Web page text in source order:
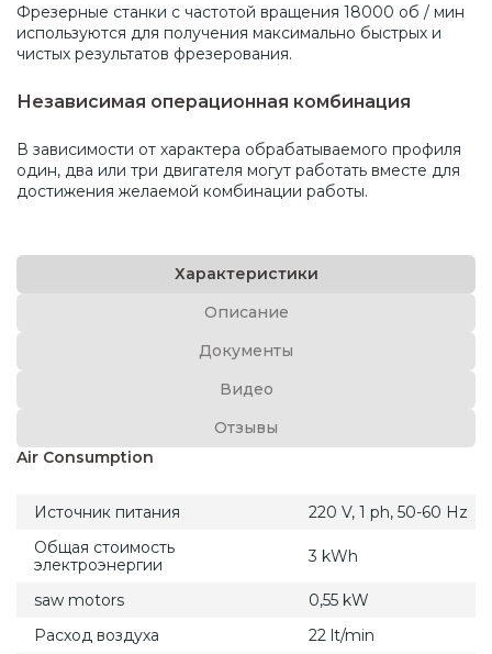
Фрезерные станки с частотой вращения 18000 об / мин
используются для получения максимально быстрых и
чистых результатов фрезерования.
Независимая операционная комбинация
В зависимости от характера обрабатываемого профиля
один, два или три двигателя могут работать вместе для
достижения желаемой комбинации работы.
Характеристики
Описание
Документы
Видео
Отзывы
Air Consumption
Источник питания
220 V, 1 ph, 50-60 Hz
Общая стоимость
электроэнергии
3 kWh
saw motors
0,55 kW
Расход воздуха
22 lt/min